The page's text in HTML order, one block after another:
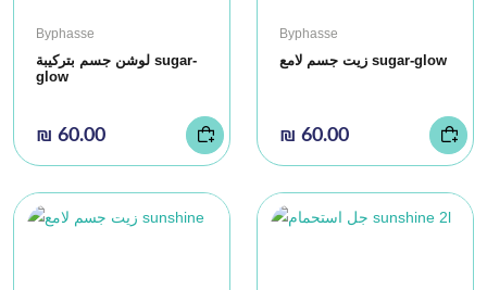
Byphasse
لوشن جسم بتركيبة sugar-
glow
₪ 60.00
Byphasse
زيت جسم لامع sugar-glow
₪ 60.00